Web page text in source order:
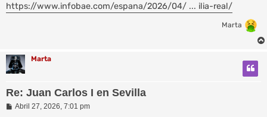
https://www.infobae.com/espana/2026/04/ ... ilia-real/
Marta
Marta
Re: Juan Carlos I en Sevilla
M
Abril 27, 2026, 7:01 pm